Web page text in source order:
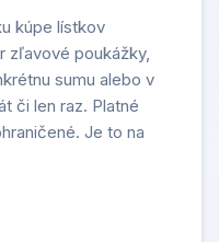
kúpe lístkov
zľavové poukážky,
sumu alebo v
či len raz. Platné
Je to na